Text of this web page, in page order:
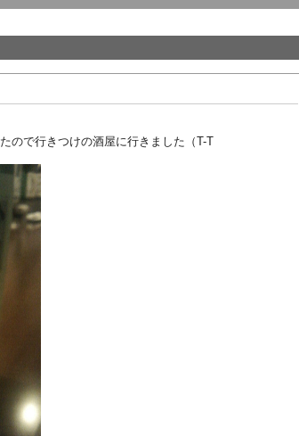
ので行きつけの酒屋に行きました（T-T